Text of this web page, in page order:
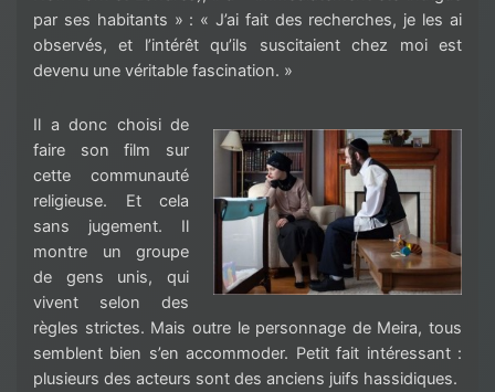
par ses habitants » : « J’ai fait des recherches, je les ai
observés, et l’intérêt qu’ils suscitaient chez moi est
devenu une véritable fascination. »
Il a donc choisi de
faire son film sur
cette communauté
religieuse. Et cela
sans jugement. Il
montre un groupe
de gens unis, qui
vivent selon des
règles strictes. Mais outre le personnage de Meira, tous
semblent bien s’en accommoder. Petit fait intéressant :
plusieurs des acteurs sont des anciens juifs hassidiques.